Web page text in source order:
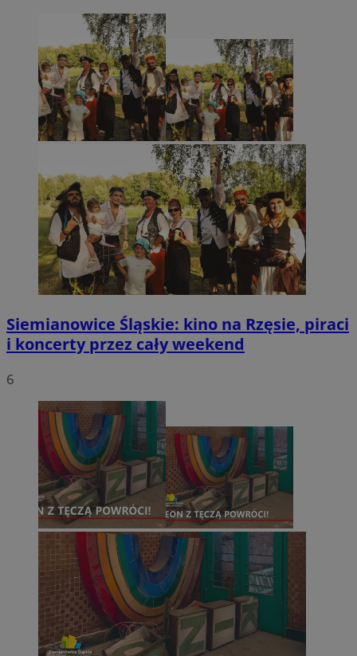
Siemianowice Śląskie: kino na Rzęsie, piraci
i koncerty przez cały weekend
6